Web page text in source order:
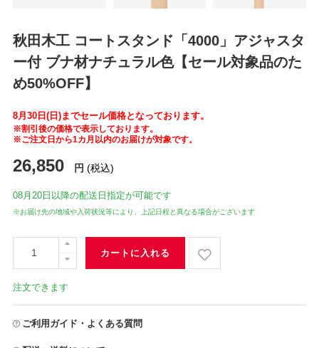
秋田木工 コートスタンド「4000」アジャスタ
ー付 ブナ材ナチュラル色【セール対象品のた
め50%OFF】
8月30日(日)までセール価格となっております。
※割引後の価格で表示しております。
※ご注文日から1カ月以内のお届けが対象です。
26,850 円 (税込)
08月20日 以降の配送日指定が可能です
※お届け先の地域や入荷状況等により、上記日程と異なる場合がございます
カートに入れる
注文できます
ご利用ガイド・よくある質問